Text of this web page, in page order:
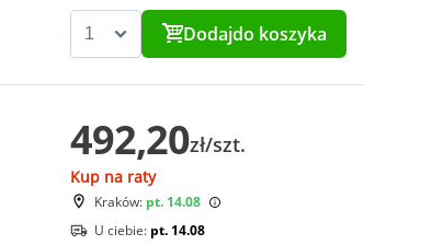
Dodajdo koszyka
492,20zł/szt.
Kup na raty
Kraków: pt. 14.08
U ciebie: pt. 14.08